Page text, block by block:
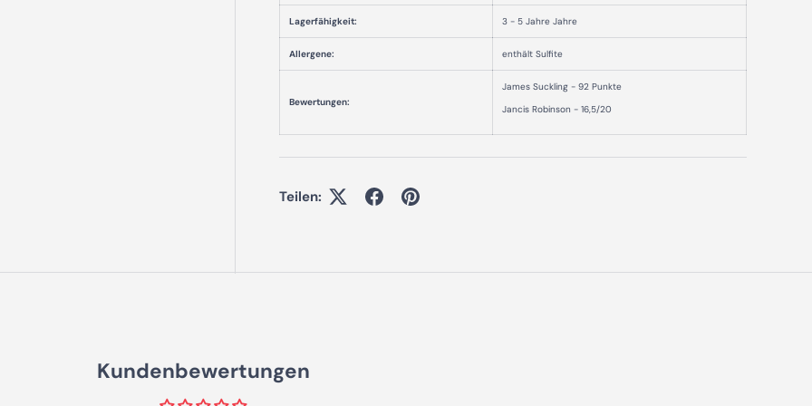
Lagerfähigkeit: 3 - 5 Jahre Jahre
Allergene: enthält Sulfite
Bewertungen:
James Suckling - 92 Punkte
Jancis Robinson - 16,5/20
Teilen:
Kundenbewertungen